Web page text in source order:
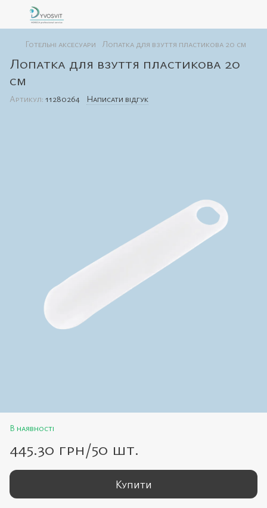
Готельні аксесуари Лопатка для взуття пластикова 20 см
Лопатка для взуття пластикова 20
см
Артикул: 11280264 Написати відгук
В наявності
445.30 грн/50 шт.
Купити